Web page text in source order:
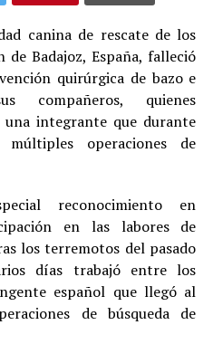
canina de rescate de los
Badajoz, España, falleció
quirúrgica de bazo e
compañeros, quienes
integrante que durante
operaciones de
reconocimiento en
en las labores de
los terremotos del pasado
días trabajó entre los
español que llegó al
de búsqueda de